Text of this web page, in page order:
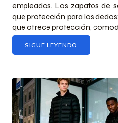
empleados. Los zapatos de
que protección para los
que ofrece protección,
SIGUE LEYENDO